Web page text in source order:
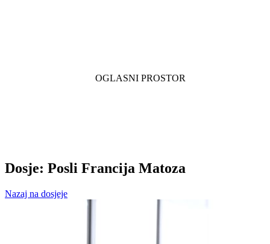
Dosje: Posli Francija Matoza
Nazaj na dosjeje